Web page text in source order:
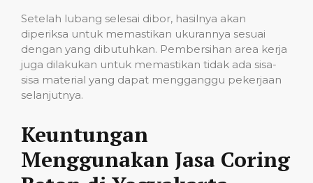
Setelah lubang selesai dibor, hasilnya akan
diperiksa untuk memastikan ukurannya sesuai
dengan yang dibutuhkan. Pembersihan area kerja
juga dilakukan untuk memastikan tidak ada sisa-
sisa material yang dapat mengganggu pekerjaan
selanjutnya.
Keuntungan
Menggunakan Jasa Coring